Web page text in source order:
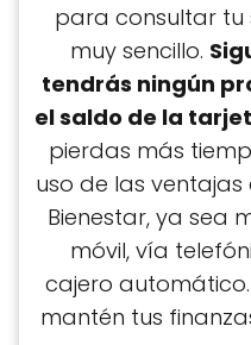
para consultar tu
muy sencillo.
tendrás ningún
el saldo de la
pierdas más
uso de las
Bienestar, ya sea
móvil, vía
cajero
mantén tus